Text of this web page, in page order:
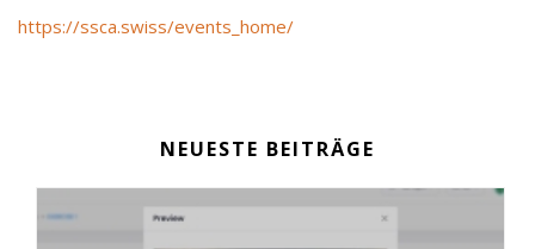
https://ssca.swiss/events_home/
NEUESTE BEITRÄGE